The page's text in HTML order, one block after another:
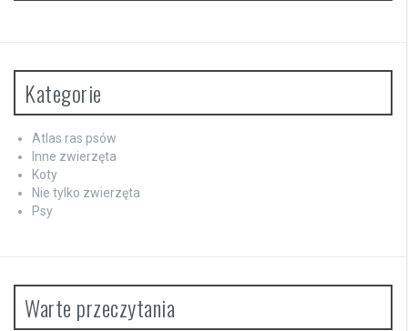
Kategorie
Atlas ras psów
Inne zwierzęta
Koty
Nie tylko zwierzęta
Psy
Warte przeczytania